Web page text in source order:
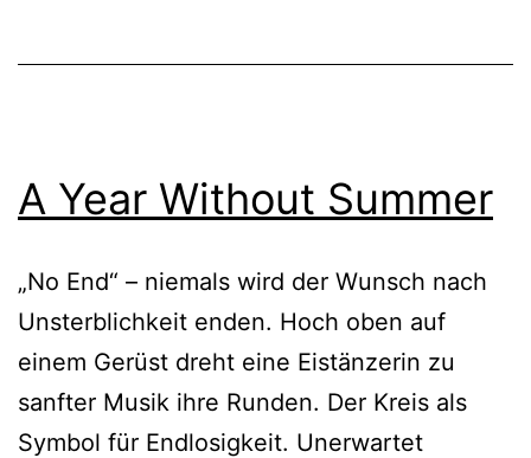
A Year Without Summer
„No End“ – niemals wird der Wunsch nach
Unsterblichkeit enden. Hoch oben auf
einem Gerüst dreht eine Eistänzerin zu
sanfter Musik ihre Runden. Der Kreis als
Symbol für Endlosigkeit. Unerwartet